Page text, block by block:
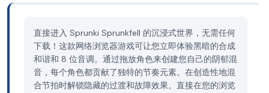
直接进入 Sprunki Sprunkfell 的沉浸式世界，无需任何
下载！这款网络浏览器游戏可让您立即体验黑暗的合成
和谐和 8 位音调。通过拖放角色来创建您自己的阴郁混
音，每个角色都贡献了独特的节奏元素。在创造性地混
合节拍时解锁隐藏的过渡和故障效果。直接在您的浏览